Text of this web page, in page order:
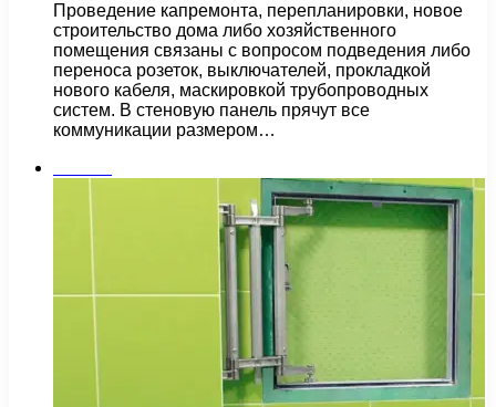
Проведение капремонта, перепланировки, новое
строительство дома либо хозяйственного
помещения связаны с вопросом подведения либо
переноса розеток, выключателей, прокладкой
нового кабеля, маскировкой трубопроводных
систем. В стеновую панель прячут все
коммуникации размером…